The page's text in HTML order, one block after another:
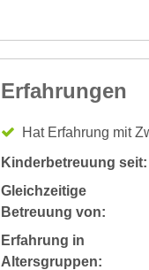
Erfahrungen
Hat Erfahrung mit
Kinderbetreuung seit:
Gleichzeitige
Betreuung von:
Erfahrung in
Altersgruppen: